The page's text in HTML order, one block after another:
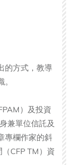
的方式，教導
）及投資
兼單位信託及
專欄作家的斜
CFP TM）資